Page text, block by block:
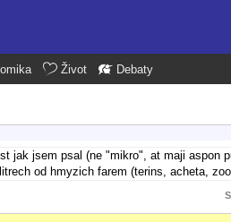
Život Debaty
jak jsem psal (ne "mikro", at maji aspon
od hmyzich farem (terins, acheta,